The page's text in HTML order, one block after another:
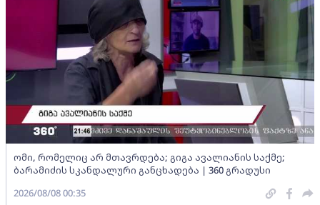
ომი, რომელიც არ მთავრდება; გიგა ავალიანის საქმე;
ბარამიძის სკანდალური განცხადება | 360 გრადუსი
2026/08/08 00:35